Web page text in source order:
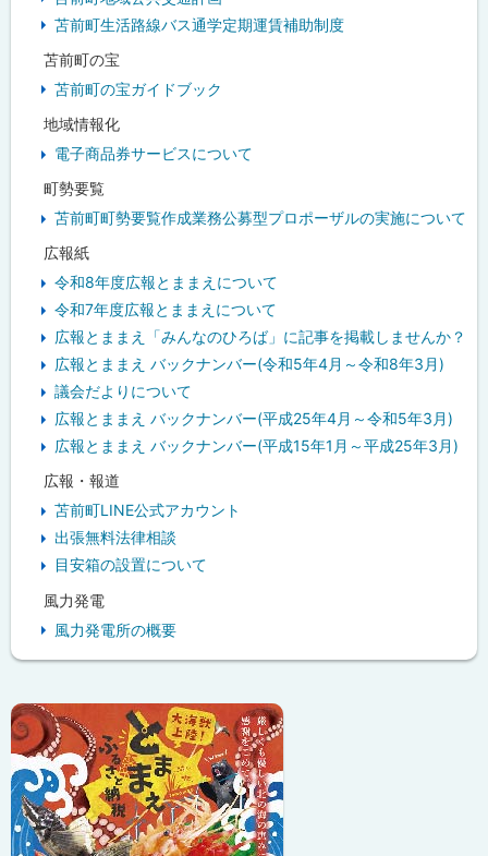
苫前町生活路線バス通学定期運賃補助制度
苫前町の宝
苫前町の宝ガイドブック
地域情報化
電子商品券サービスについて
町勢要覧
苫前町町勢要覧作成業務公募型プロポーザルの実施について
広報紙
令和8年度広報とままえについて
令和7年度広報とままえについて
広報とままえ「みんなのひろば」に記事を掲載しませんか？
広報とままえ バックナンバー(令和5年4月～令和8年3月)
議会だよりについて
広報とままえ バックナンバー(平成25年4月～令和5年3月)
広報とままえ バックナンバー(平成15年1月～平成25年3月)
広報・報道
苫前町LINE公式アカウント
出張無料法律相談
目安箱の設置について
風力発電
風力発電所の概要
ッ
ク
ア
ッ